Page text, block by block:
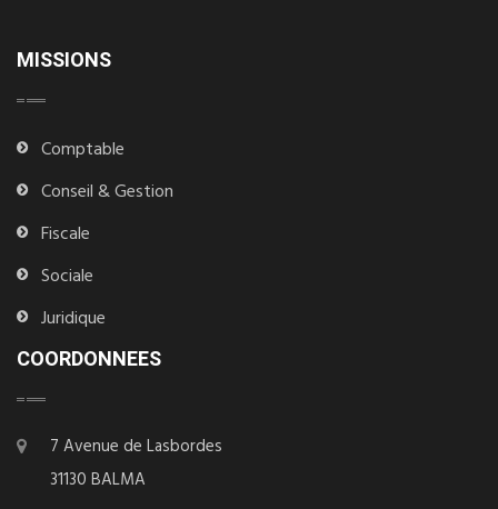
MISSIONS
Comptable
Conseil & Gestion
Fiscale
Sociale
Juridique
COORDONNEES
7 Avenue de Lasbordes
31130 BALMA